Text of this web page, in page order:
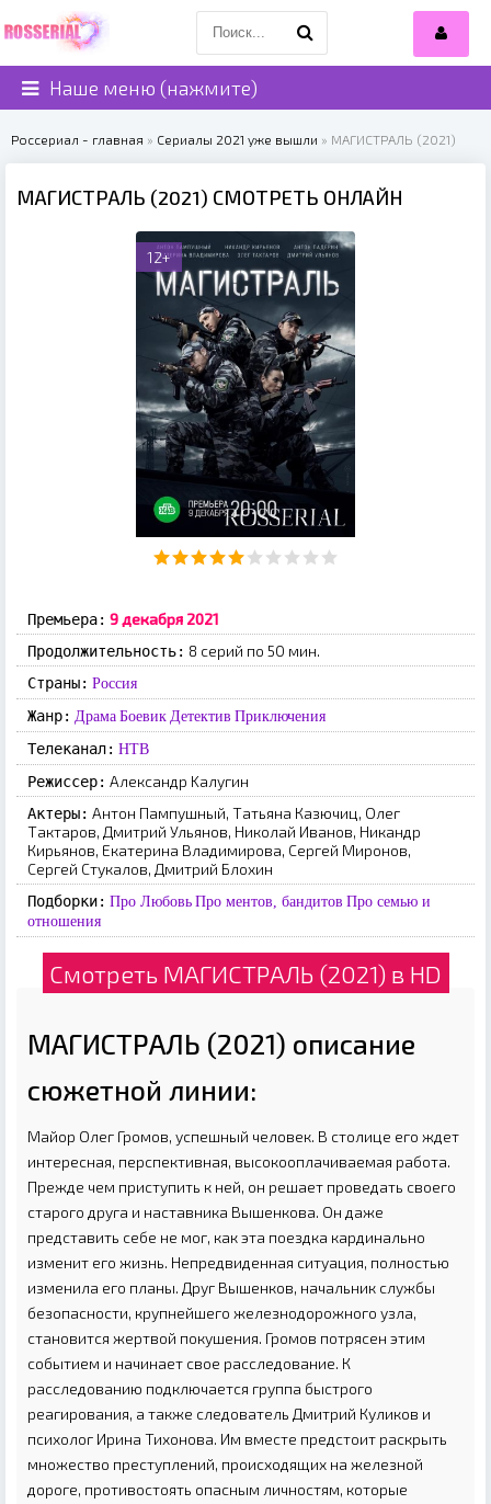
Наше меню (нажмите)
Россериал - главная » Сериалы 2021 уже вышли » МАГИСТРАЛЬ (2021)
МАГИСТРАЛЬ (2021) СМОТРЕТЬ ОНЛАЙН
12+
Премьера: 9 дeкaбpя 2021
Продолжительность: 8 серий по 50 мин.
Страны: Россия
Жанр: Драма Боевик Детектив Приключения
Телеканал: НТВ
Режиссер: Aлeкcaндp Kaлугин
Актеры: Антон Пампушный, Татьяна Казючиц, Олег
Тактаров, Дмитрий Ульянов, Николай Иванов, Никандр
Кирьянов, Екатерина Владимирова, Сергей Миронов,
Сергей Стукалов, Дмитрий Блохин
Подборки: Про Любовь Про ментов, бандитов Про семью и
отношения
Смотреть МАГИСТРАЛЬ (2021) в HD
МАГИСТРАЛЬ (2021) описание
сюжетной линии:
Майор Олег Громов, успешный человек. В столице его ждет
интересная, перспективная, высокооплачиваемая работа.
Прежде чем приступить к ней, он решает проведать своего
старого друга и наставника Вышенкова. Он даже
представить себе не мог, как эта поездка кардинально
изменит его жизнь. Непредвиденная ситуация, полностью
изменила его планы. Друг Вышенков, начальник службы
безопасности, крупнейшего железнодорожного узла,
становится жертвой покушения. Громов потрясен этим
событием и начинает свое расследование. К
расследованию подключается группа быстрого
реагирования, а также следователь Дмитрий Куликов и
психолог Ирина Тихонова. Им вместе предстоит раскрыть
множество преступлений, происходящих на железной
дороге, противостоять опасным личностям, которые